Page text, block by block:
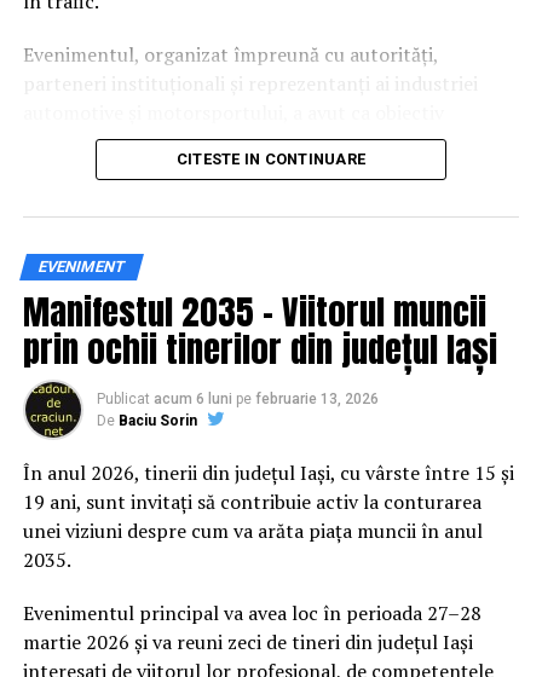
Evenimentul, organizat împreună cu autorități,
parteneri instituționali și reprezentanți ai industriei
principal transformarea prevenției într-o experiență
practică și accesibilă publicului larg.
Siguranța rutieră, adusă mai
aproape de comunitate
Datele privind accidentele rutiere din România continuă
să evidențieze necesitatea unor inițiative de educație și
prevenție. În 2025, peste 3.000 de persoane au fost
rănite grav în accidente rutiere, iar mai mult de 1.300 și-
au pierdut viața pe șoselele din țară.
În acest context, campania „Condu Prudent! Alege
Viața!” își propune să transforme informația teoretică
într-o experiență directă, prin simulări și demonstrații
care îi ajută pe participanți să înțeleagă concret
impactul deciziilor luate în trafic.
CITESTE IN CONTINUARE
EVENIMENT
Manifestul 2035 – Viitorul muncii
prin ochii tinerilor din județul Iași
Publicat acum 6 luni pe februarie 13, 2026
De Baciu Sorin
În anul 2026, tinerii din județul Iași, cu vârste între 15 și
19 ani, sunt invitați să contribuie activ la conturarea
unei viziuni despre cum va arăta piața muncii în anul
2035.
Evenimentul principal va avea loc în perioada 27–28
martie 2026 și va reuni zeci de tineri din județul Iași
interesați de viitorul lor profesional, de competențele